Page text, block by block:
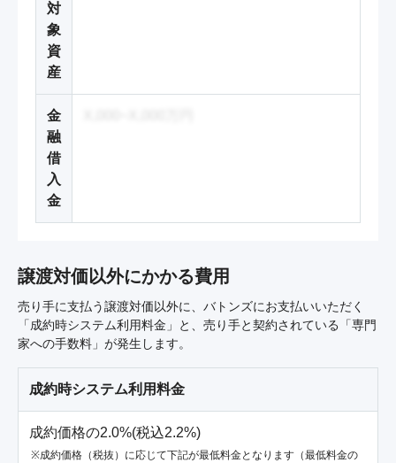
対
象
資
産
金
融
借
入
金
譲渡対価以外にかかる費用
売り手に支払う譲渡対価以外に、バトンズにお支払いいただく
「成約時システム利用料金」と、売り手と契約されている「専門
家への手数料」が発生します。
成約時システム利用料金
成約価格の2.0%(税込2.2%)
成約価格（税抜）に応じて下記が最低料金となります（最低料金の